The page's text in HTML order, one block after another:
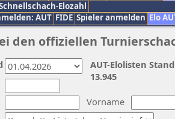
Elozahl
AUT FIDE Spieler anmelden Elo
den offiziellen
Vorname
AUT-Elolisten
13.945